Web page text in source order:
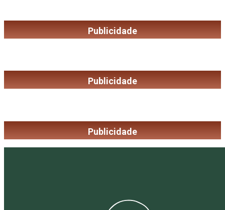
Publicidade
Publicidade
Publicidade